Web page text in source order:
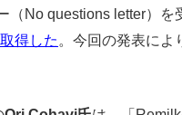
（No questions letter）を
得した 。今回の発表によ